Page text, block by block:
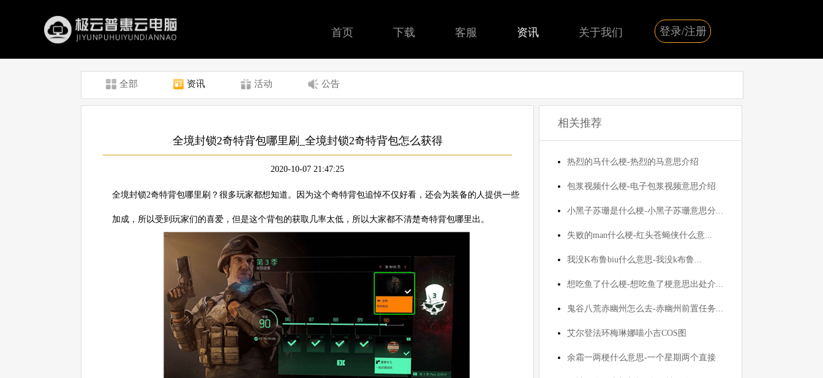
首页 下载 客服 资讯 关于我们 登录/注册
全部 资讯 活动 公告
全境封锁2奇特背包哪里刷_全境封锁2奇特背包怎么获得
2020-10-07 21:47:25
全境封锁2奇特背包哪里刷？很多玩家都想知道。因为这个奇特背包追悼不仅好看，还会为装备的人提供一些
加成，所以受到玩家们的喜爱，但是这个背包的获取几率太低，所以大家都不清楚奇特背包哪里出。
相关推荐
热烈的马什么梗-热烈的马意思介绍
包浆视频什么梗-电子包浆视频意思介绍
小黑子苏珊是什么梗-小黑子苏珊意思分...
失败的man什么梗-红头苍蝇侠什么意...
我没K布鲁biu什么意思-我没k布鲁...
想吃鱼了什么梗-想吃鱼了梗意思出处介...
鬼谷八荒赤幽州怎么去-赤幽州前置任务...
艾尔登法环梅琳娜喵小吉COS图
余霜一两梗什么意思-一个星期两个直接